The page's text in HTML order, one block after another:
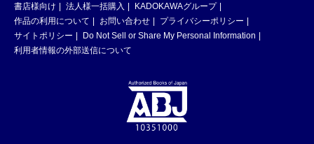
書店様向け
法人様一括購入
KADOKAWAグループ
作品の利用について
お問い合わせ
プライバシーポリシー
サイトポリシー
Do Not Sell or Share My Personal Information
利用者情報の外部送信について